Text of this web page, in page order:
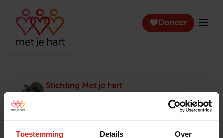
Toestemming Details Over
Doneer
Stichting Met je hart
Stichting Met je hart laat ouderen die zich
eenzaam voelen weer genieten en inspireert
winnaar van het Appeltje van Oranje.